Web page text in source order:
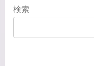
検索